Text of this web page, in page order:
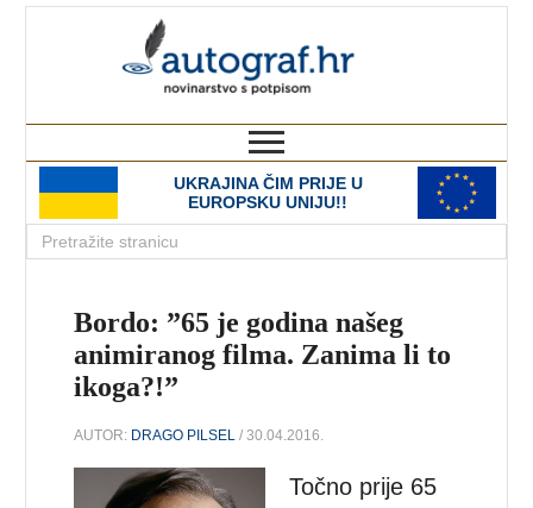
UKRAJINA ČIM PRIJE U
EUROPSKU UNIJU!!
Bordo: ”65 je godina našeg
animiranog filma. Zanima li to
ikoga?!”
AUTOR: DRAGO PILSEL / 30.04.2016.
Točno prije 65